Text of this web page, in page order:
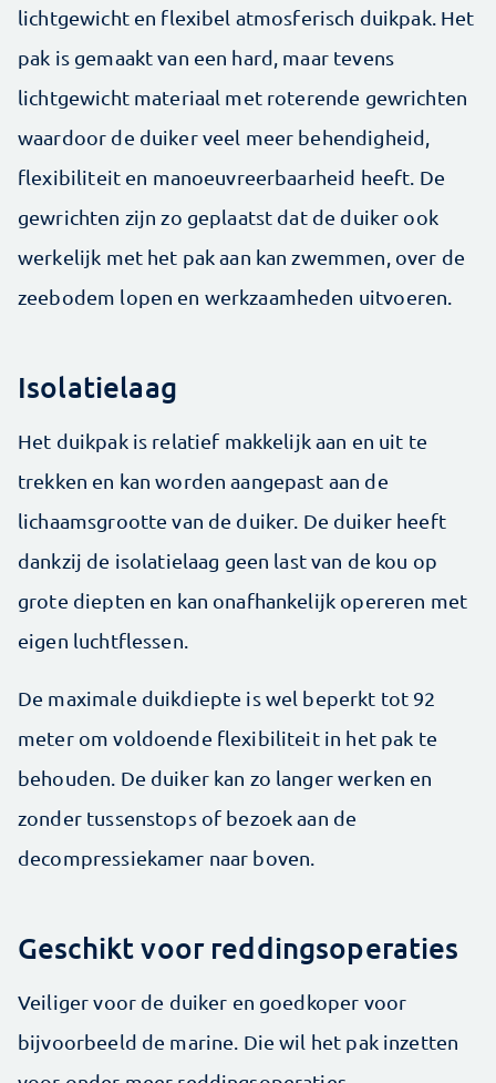
lichtgewicht en flexibel atmosferisch duikpak. Het
pak is gemaakt van een hard, maar tevens
lichtgewicht materiaal met roterende gewrichten
waardoor de duiker veel meer behendigheid,
flexibiliteit en manoeuvreerbaarheid heeft. De
gewrichten zijn zo geplaatst dat de duiker ook
werkelijk met het pak aan kan zwemmen, over de
zeebodem lopen en werkzaamheden uitvoeren.
Isolatielaag
Het duikpak is relatief makkelijk aan en uit te
trekken en kan worden aangepast aan de
lichaamsgrootte van de duiker. De duiker heeft
dankzij de isolatielaag geen last van de kou op
grote diepten en kan onafhankelijk opereren met
eigen luchtflessen.
De maximale duikdiepte is wel beperkt tot 92
meter om voldoende flexibiliteit in het pak te
behouden. De duiker kan zo langer werken en
zonder tussenstops of bezoek aan de
decompressiekamer naar boven.
Geschikt voor reddingsoperaties
Veiliger voor de duiker en goedkoper voor
bijvoorbeeld de marine. Die wil het pak inzetten